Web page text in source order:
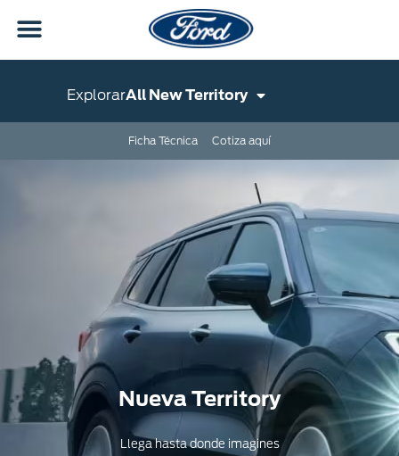
ExplorarAll New Territory
Ficha Técnica Cotiza aquí
Nueva Territory
Llega hasta donde imagines